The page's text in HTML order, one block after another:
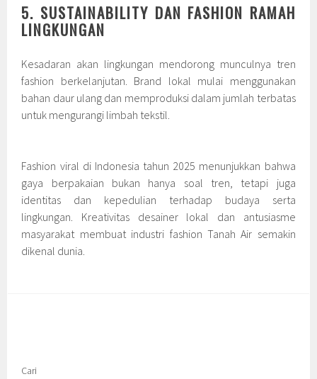
5. SUSTAINABILITY DAN FASHION RAMAH
LINGKUNGAN
Kesadaran akan lingkungan mendorong munculnya tren
fashion berkelanjutan. Brand lokal mulai menggunakan
bahan daur ulang dan memproduksi dalam jumlah terbatas
untuk mengurangi limbah tekstil.
Fashion viral di Indonesia tahun 2025 menunjukkan bahwa
gaya berpakaian bukan hanya soal tren, tetapi juga
identitas dan kepedulian terhadap budaya serta
lingkungan. Kreativitas desainer lokal dan antusiasme
masyarakat membuat industri fashion Tanah Air semakin
dikenal dunia.
Cari